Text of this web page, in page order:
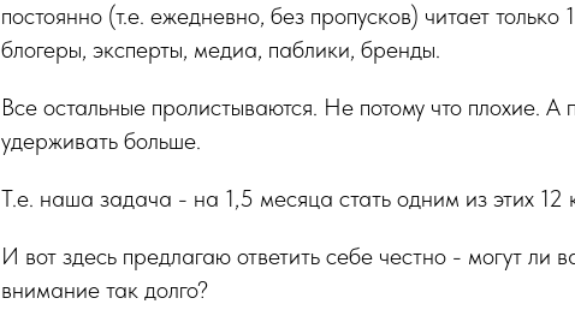
постоянно (т.е. ежедневно, без пропусков) читает
блогеры, эксперты, медиа, паблики, бренды.
Все остальные пролистываются. Не потому что плохие. А
удерживать больше.
Т.е. наша задача - на 1,5 месяца стать одним из этих 12
И вот здесь предлагаю ответить себе честно - могут ли
внимание так долго?